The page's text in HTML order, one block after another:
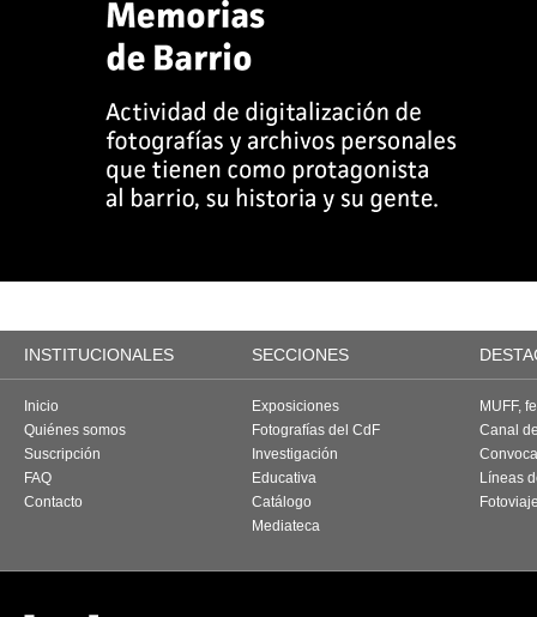
INSTITUCIONALES SECCIONES
Inicio
Quiénes somos
Suscripción
FAQ
Contacto
Exposiciones
Fotografías del CdF
Investigación
Educativa
Catálogo
Mediateca
MUFF,
Canal
Líneas